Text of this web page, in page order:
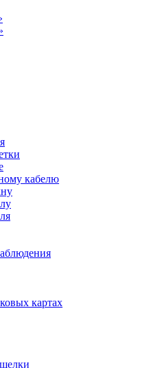
кабелю
картах